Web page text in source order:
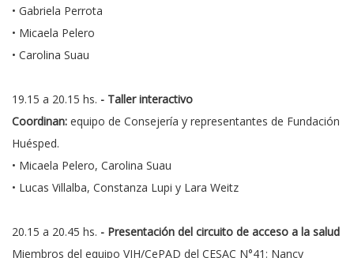
• Gabriela Perrota
• Micaela Pelero
• Carolina Suau
19.15 a 20.15 hs. - Taller interactivo
Coordinan: equipo de Consejería y representantes de Fundación
Huésped.
• Micaela Pelero, Carolina Suau
• Lucas Villalba, Constanza Lupi y Lara Weitz
20.15 a 20.45 hs. - Presentación del circuito de acceso a la salud
Miembros del equipo VIH/CePAD del CESAC N°41: Nancy